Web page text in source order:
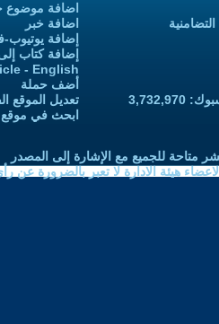
اضافة موضوع
اضافة خبر
إضافة
إضافة كتاب
- English
أضف حملة
تعديل الموقع
ابحث في موقع
متاحة للجميع مع الإشارة إلى المصدر
هيئة الادارة لا تعبر بالضرورة عن